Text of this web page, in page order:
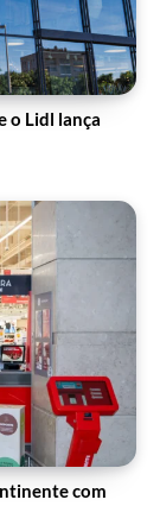
o Lidl lança
com